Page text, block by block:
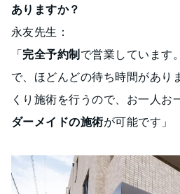
ありますか？
永友先生：
「完全予約制で営業しています。
で、ほどんどの待ち時間があり
くり施術を行うので、お一人お
ダーメイドの施術が可能です」